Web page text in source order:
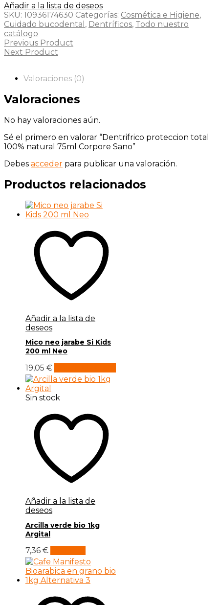
Añadir a la lista de deseos
SKU: 10936174630 Categorías: Cosmética e Higiene,
Cuidado bucodental , Dentríficos, Todo nuestro
catálogo
Previous Product
Next Product
Valoraciones (0)
Valoraciones
No hay valoraciones aún.
Sé el primero en valorar “Dentrifrico proteccion total
100% natural 75ml Corpore Sano”
Debes acceder para publicar una valoración.
Productos relacionados
Añadir a la lista de
deseos
Mico neo jarabe Si Kids
200 ml Neo
19,05 €
Sin stock
Añadir a la lista de
deseos
Arcilla verde bio 1kg
Argital
7,36 €